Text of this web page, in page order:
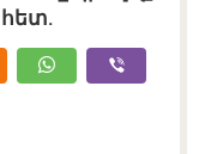
հետ.